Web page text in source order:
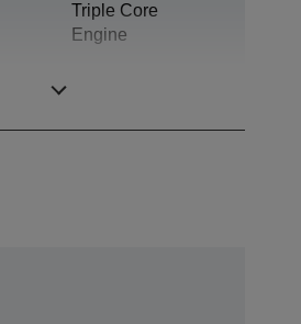
Triple Core
Engine